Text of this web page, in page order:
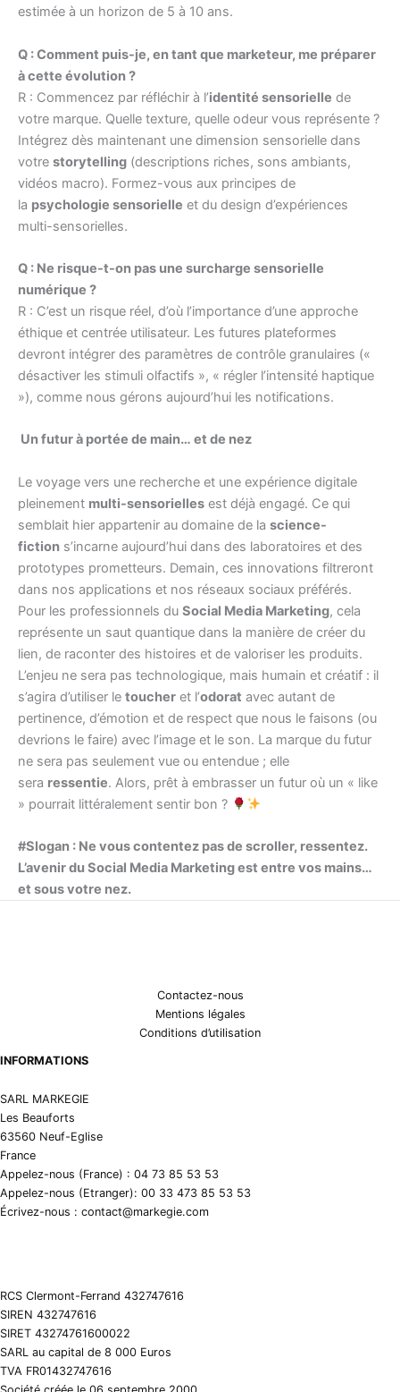
estimée à un horizon de 5 à 10 ans.
Q : Comment puis-je, en tant que marketeur, me préparer
à cette évolution ?
R : Commencez par réfléchir à l’identité sensorielle de
votre marque. Quelle texture, quelle odeur vous représente ?
Intégrez dès maintenant une dimension sensorielle dans
votre storytelling (descriptions riches, sons ambiants,
vidéos macro). Formez-vous aux principes de
la psychologie sensorielle et du design d’expériences
multi-sensorielles.
Q : Ne risque-t-on pas une surcharge sensorielle
numérique ?
R : C’est un risque réel, d’où l’importance d’une approche
éthique et centrée utilisateur. Les futures plateformes
devront intégrer des paramètres de contrôle granulaires («
désactiver les stimuli olfactifs », « régler l’intensité haptique
»), comme nous gérons aujourd’hui les notifications.
Un futur à portée de main… et de nez
Le voyage vers une recherche et une expérience digitale
pleinement multi-sensorielles est déjà engagé. Ce qui
semblait hier appartenir au domaine de la science-
fiction s’incarne aujourd’hui dans des laboratoires et des
prototypes prometteurs. Demain, ces innovations filtreront
dans nos applications et nos réseaux sociaux préférés.
Pour les professionnels du Social Media Marketing, cela
représente un saut quantique dans la manière de créer du
lien, de raconter des histoires et de valoriser les produits.
L’enjeu ne sera pas technologique, mais humain et créatif : il
s’agira d’utiliser le toucher et l’odorat avec autant de
pertinence, d’émotion et de respect que nous le faisons (ou
devrions le faire) avec l’image et le son. La marque du futur
ne sera pas seulement vue ou entendue ; elle
sera ressentie. Alors, prêt à embrasser un futur où un « like
» pourrait littéralement sentir bon ?
#Slogan : Ne vous contentez pas de scroller, ressentez.
L’avenir du Social Media Marketing est entre vos mains…
et sous votre nez.
Contactez-nous
Mentions légales
Conditions d’utilisation
INFORMATIONS
SARL MARKEGIE
Les Beauforts
63560 Neuf-Eglise
France
Appelez-nous (France) : 04 73 85 53 53
Appelez-nous (Etranger): 00 33 473 85 53 53
Écrivez-nous : contact@markegie.com
RCS Clermont-Ferrand 432747616
SIREN 432747616
SIRET 43274761600022
SARL au capital de 8 000 Euros
TVA FR01432747616